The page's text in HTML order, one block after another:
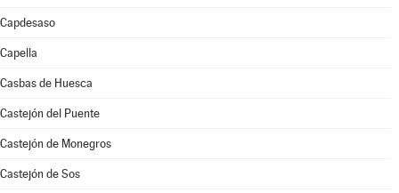
Capdesaso
Capella
Casbas de Huesca
Castejón del Puente
Castejón de Monegros
Castejón de Sos